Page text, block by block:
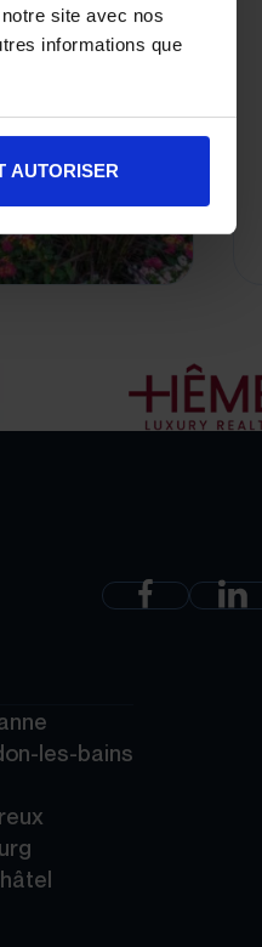
site avec nos
informations que
AUTORISER
les-bains